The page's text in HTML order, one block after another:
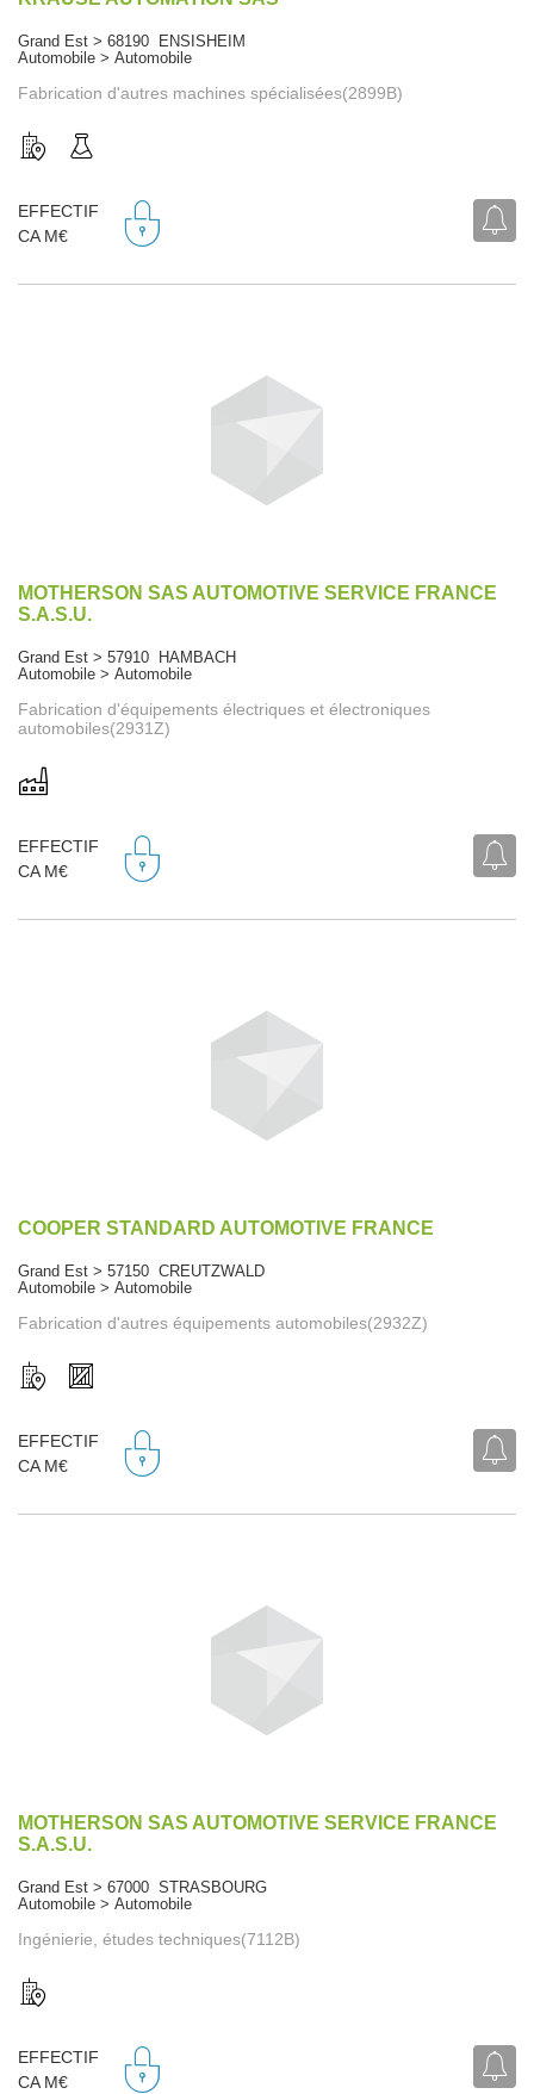
Grand Est > 68190 ENSISHEIM
Automobile > Automobile
Fabrication d'autres machines spécialisées(2899B)
EFFECTIF
CA M€
MOTHERSON SAS AUTOMOTIVE SERVICE FRANCE
S.A.S.U.
Grand Est > 57910 HAMBACH
Automobile > Automobile
Fabrication d'équipements électriques et électroniques
automobiles(2931Z)
EFFECTIF
CA M€
COOPER STANDARD AUTOMOTIVE FRANCE
Grand Est > 57150 CREUTZWALD
Automobile > Automobile
Fabrication d'autres équipements automobiles(2932Z)
EFFECTIF
CA M€
MOTHERSON SAS AUTOMOTIVE SERVICE FRANCE
S.A.S.U.
Grand Est > 67000 STRASBOURG
Automobile > Automobile
Ingénierie, études techniques(7112B)
EFFECTIF
CA M€